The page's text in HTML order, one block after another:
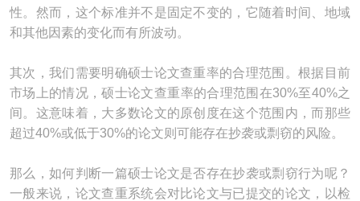
性。然而，这个标准并不是固定不变的，它随着时间、地域
和其他因素的变化而有所波动。
其次，我们需要明确硕士论文查重率的合理范围。根据目前
市场上的情况，硕士论文查重率的合理范围在30%至40%之
间。这意味着，大多数论文的原创度在这个范围内，而那些
超过40%或低于30%的论文则可能存在抄袭或剽窃的风险。
那么，如何判断一篇硕士论文是否存在抄袭或剽窃行为呢？
一般来说，论文查重系统会对比论文与已提交的论文，以检